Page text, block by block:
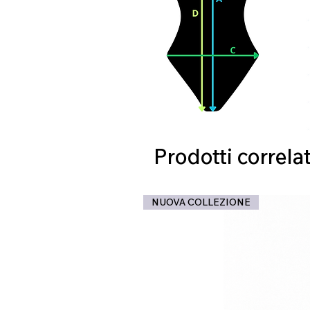
Prodotti
NUOVA COLLEZIONE